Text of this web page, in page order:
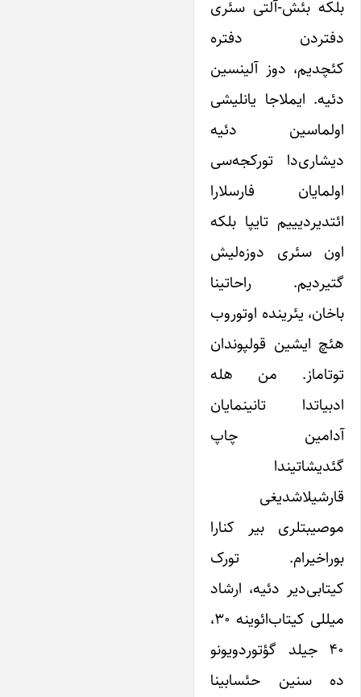
بلکه بئش-آلتی سئری
دفتردن دفتره
کئچدیم، دوز آلینسین
دئیه. ایملاجا یانلیشی
اولماسین دئیه
دیشاری‌دا تورکجه‌سی
اولمایان فارسلارا
ائتدیردیییم تایپا بلکه
اون سئری دوزه‌لیش
گتیردیم. راحاتینا
باخان، یئرینده اوتوروب
هئچ ایشین قولپوندان
توتاماز. من هله
ادبیاتدا تانینمایان
آدامین چاپ
گئدیشاتیندا
قارشیلاشدیغی
موصیبتلری بیر کنارا
بوراخیرام. تورک
کیتابی‌دیر دئیه، ارشاد
میللی کیتاب‌ائوینه ۳۰،
۴۰ جیلد گؤتوردویونو
ده سنین حئسابینا